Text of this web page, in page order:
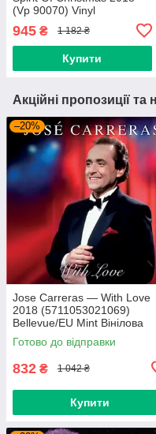
(Vp 90070) Vinyl
Passion/EU Mint Вінілова
платівка
945 ₴ 1 182 ₴
Купити
Акційні пропозиції та
–20%
Jose Carreras — With Love
2018 (5711053021069)
Bellevue/EU Mint Вінілова
платівка (art.239665)
Готово до відправки
832 ₴ 1 042 ₴
Купити